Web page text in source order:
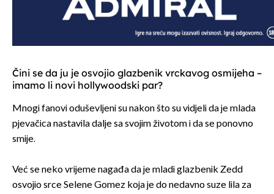
Čini se da ju je osvojio glazbenik vrckavog osmijeha –
imamo li novi hollywoodski par?
Mnogi fanovi oduševljeni su nakon što su vidjeli da je mlada
pjevačica nastavila dalje sa svojim životom i da se ponovno
smije.
Već se neko vrijeme nagađa da je mladi glazbenik Zedd
osvojio srce Selene Gomez koja je do nedavno suze lila za